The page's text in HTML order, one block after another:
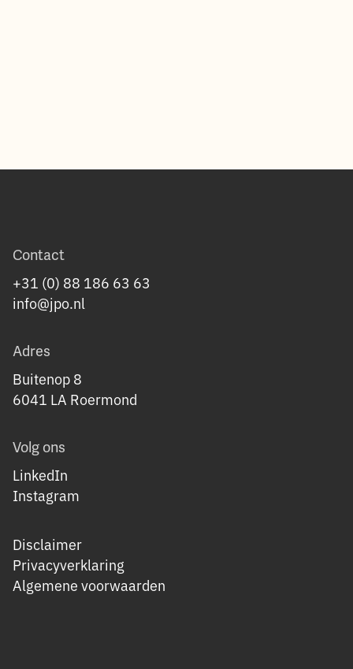
Contact
+31 (0) 88 186 63 63
info@jpo.nl
Adres
Buitenop 8
6041 LA Roermond
Volg ons
LinkedIn
Instagram
Disclaimer
Privacyverklaring
Algemene voorwaarden